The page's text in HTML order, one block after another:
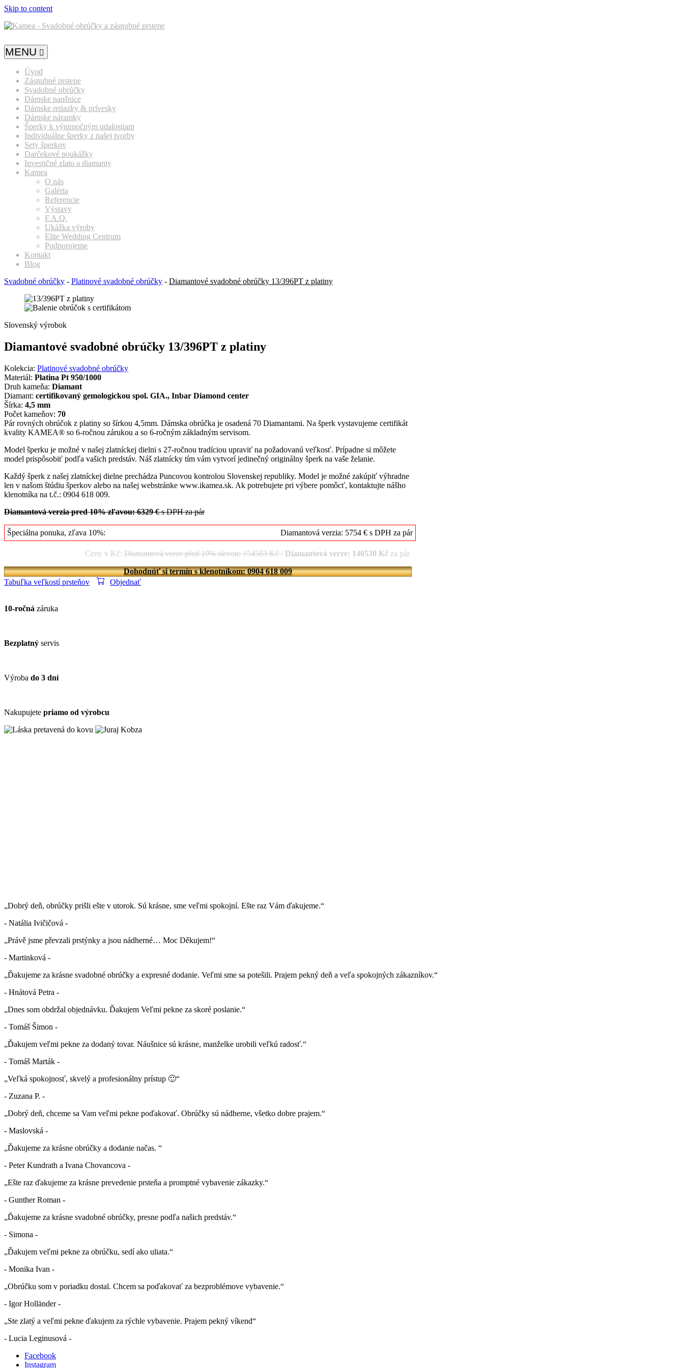
Skip to content
MENU
Úvod
Zásnubné prstene
Svadobné obrúčky
Dámske naušnice
Dámske retiazky & prívesky
Dámske náramky
Šperky k výnimočným udalostiam
Individuálne šperky z našej tvorby
Sety šperkov
Darčekové poukážky
Investičné zlato a diamanty
Kamea
O nás
Galéria
Referencie
Výstavy
F.A.Q.
Ukážka výroby
Elite Wedding Centrum
Podporujeme
Kontakt
Blog
Svadobné obrúčky - Platinové svadobné obrúčky - Diamantové svadobné obrúčky 13/396PT z platiny
Slovenský výrobok
Diamantové svadobné obrúčky 13/396PT z platiny
Kolekcia: Platinové svadobné obrúčky
Materiál: Platina Pt 950/1000
Druh kameňa: Diamant
Diamant: certifikovaný gemologickou spol. GIA., Inbar Diamond center
Šírka: 4,5 mm
Počet kameňov: 70
Pár rovných obrúčok z platiny so šírkou 4,5mm. Dámska obrúčka je osadená 70 Diamantami. Na šperk vystavujeme certifikát
kvality KAMEA® so 6-ročnou zárukou a so 6-ročným základným servisom.
Model šperku je možné v našej zlatníckej dielni s 27-ročnou tradíciou upraviť na požadovanú veľkosť. Prípadne si môžete
model prispôsobiť podľa vašich predstáv. Náš zlatnícky tím vám vytvorí jedinečný originálny šperk na vaše želanie.
Každý šperk z našej zlatníckej dielne prechádza Puncovou kontrolou Slovenskej republiky. Model je možné zakúpiť výhradne
len v našom štúdiu šperkov alebo na našej webstránke www.ikamea.sk. Ak potrebujete pri výbere pomôcť, kontaktujte nášho
klenotníka na t.č.: 0904 618 009.
Diamantová verzia pred 10% zľavou: 6329 €s DPH za pár
Špeciálna ponuka, zľava 10%: Diamantová verzia: 5754 € s DPH za pár
Ceny v Kč: Diamantová verze před 10% slevou: 154583 Kč/ Diamantová verze: 140530 Kčza pár
Dohodnúť si termín s klenotníkom: 0904 618 009
Tabuľka veľkostí prsteňov
Objednať
10-ročná záruka
Bezplatný servis
Výroba do 3 dní
Nakupujete priamo od výrobcu
„Dobrý deň, obrúčky prišli ešte v utorok. Sú krásne, sme veľmi spokojní. Ešte raz Vám ďakujeme.“
- Natália Ivičičová -
„Právě jsme převzali prstýnky a jsou nádherné… Moc Děkujem!“
- Martinková -
„Ďakujeme za krásne svadobné obrúčky a expresné dodanie. Veľmi sme sa potešili. Prajem pekný deň a veľa spokojných zákazníkov.“
- Hnátová Petra -
„Dnes som obdržal objednávku. Ďakujem Veľmi pekne za skoré poslanie.“
- Tomáš Šimon -
„Ďakujem veľmi pekne za dodaný tovar. Náušnice sú krásne, manželke urobili veľkú radosť.“
- Tomáš Marták -
„Veľká spokojnosť, skvelý a profesionálny prístup 🙂“
- Zuzana P. -
„Dobrý deň, chceme sa Vam veľmi pekne poďakovať. Obrúčky sú nádherne, všetko dobre prajem.“
- Maslovská -
„Ďakujeme za krásne obrúčky a dodanie načas. “
- Peter Kundrath a Ivana Chovancova -
„Ešte raz ďakujeme za krásne prevedenie prsteňa a promptné vybavenie zákazky.“
- Gunther Roman -
„Ďakujeme za krásne svadobné obrúčky, presne podľa našich predstáv.“
- Simona -
„Ďakujem veľmi pekne za obrúčku, sedí ako uliata.“
- Monika Ivan -
„Obrúčku som v poriadku dostal. Chcem sa poďakovať za bezproblémove vybavenie.“
- Igor Holländer -
„Ste zlatý a veľmi pekne ďakujem za rýchle vybavenie. Prajem pekný víkend“
- Lucia Leginusová -
Facebook
Instagram